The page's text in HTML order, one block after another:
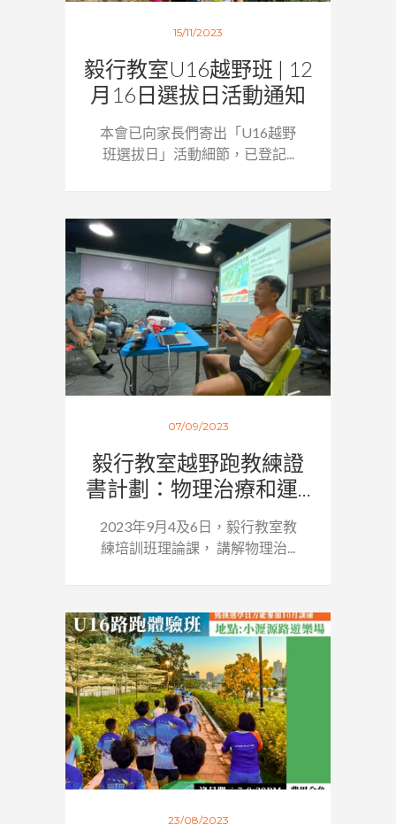
15/11/2023
毅行教室U16越野班 | 12
月16日選拔日活動通知
本會已向家長們寄出「U16越野
班選拔日」活動細節，已登記...
07/09/2023
毅行教室越野跑教練證
書計劃：物理治療和運...
2023年9月4及6日，毅行教室教
練培訓班理論課， 講解物理治...
23/08/2023